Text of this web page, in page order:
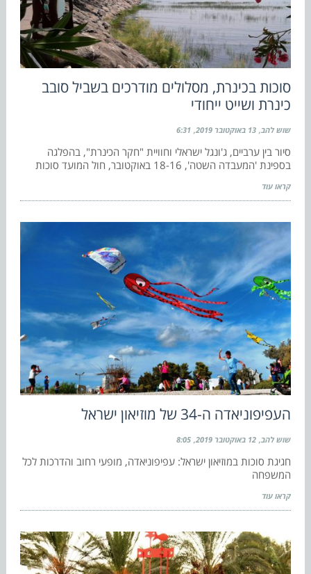
סוכות בכינרת, מסלולים מודרכים בשביל סובב
כינרת ושייט ייחודי
שוש להב 13 באוקטובר 2019 6:31
סיור בין ערביים, ג'ונגל ישראלי וחוויית "חקר הכינרת", בהפלגה
בספינת 'המעבדה השטה', 18-16 באוקטובר, חול המועד סוכות
קראו עוד
העפיפוניאדה ה-34 של מוזיאון ישראל
שוש להב 12 באוקטובר 2019 8:05
חגיגת סוכות במוזיאון ישראל: עפיפוניאדה, מופעי רחוב והדרכות לכל
המשפחה
קראו עוד